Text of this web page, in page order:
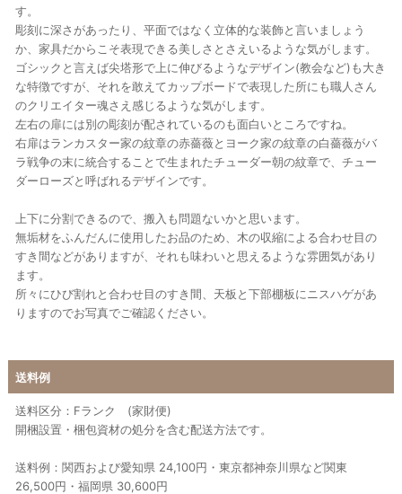
す。
彫刻に深さがあったり、平面ではなく立体的な装飾と言いましょう
か、家具だからこそ表現できる美しさとさえいるような気がします。
ゴシックと言えば尖塔形で上に伸びるようなデザイン(教会など)も大き
な特徴ですが、それを敢えてカップボードで表現した所にも職人さん
のクリエイター魂さえ感じるような気がします。
左右の扉には別の彫刻が配されているのも面白いところですね。
右扉はランカスター家の紋章の赤薔薇とヨーク家の紋章の白薔薇がバ
ラ戦争の末に統合することで生まれたチューダー朝の紋章で、チュー
ダーローズと呼ばれるデザインです。
上下に分割できるので、搬入も問題ないかと思います。
無垢材をふんだんに使用したお品のため、木の収縮による合わせ目の
すき間などがありますが、それも味わいと思えるような雰囲気があり
ます。
所々にひび割れと合わせ目のすき間、天板と下部棚板にニスハゲがあ
りますのでお写真でご確認ください。
送料例
送料区分：Fランク (家財便)
開梱設置・梱包資材の処分を含む配送方法です。
送料例：関西および愛知県 24,100円・東京都神奈川県など関東
26,500円・福岡県 30,600円